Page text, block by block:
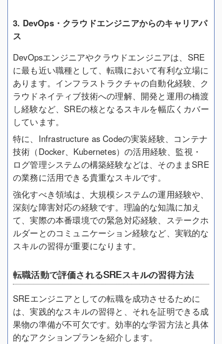
3. DevOps・クラウドエンジニアからのキャリアパ
ス
DevOpsエンジニアやクラウドエンジニアは、SRE
に最も近い職種として、転職において有利な立場に
あります。インフラストラクチャの自動化経験、ク
ラウドネイティブ技術への理解、開発と運用の橋渡
し経験など、SREの核となるスキルを幅広くカバー
しています。
特に、Infrastructure as Codeの実装経験、コンテナ
技術（Docker、Kubernetes）の活用経験、監視・
ログ管理システムの構築経験などは、そのままSRE
の業務に活用できる貴重なスキルです。
強化すべき領域は、大規模システムの運用経験や、
深刻な障害対応の経験です。理論的な知識に加え
て、実際の本番環境での緊急対応経験、ステークホ
ルダーとのコミュニケーション経験など、実戦的な
スキルの習得が重要になります。
転職活動で評価されるSREスキルの習得方法
SREエンジニアとしての転職を成功させるために
は、実践的なスキルの習得と、それを証明できる成
果物の準備が不可欠です。効率的な学習方法と具体
的なアクションプランを紹介します。